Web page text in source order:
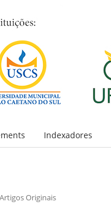
Indexadores
Artigos Originais